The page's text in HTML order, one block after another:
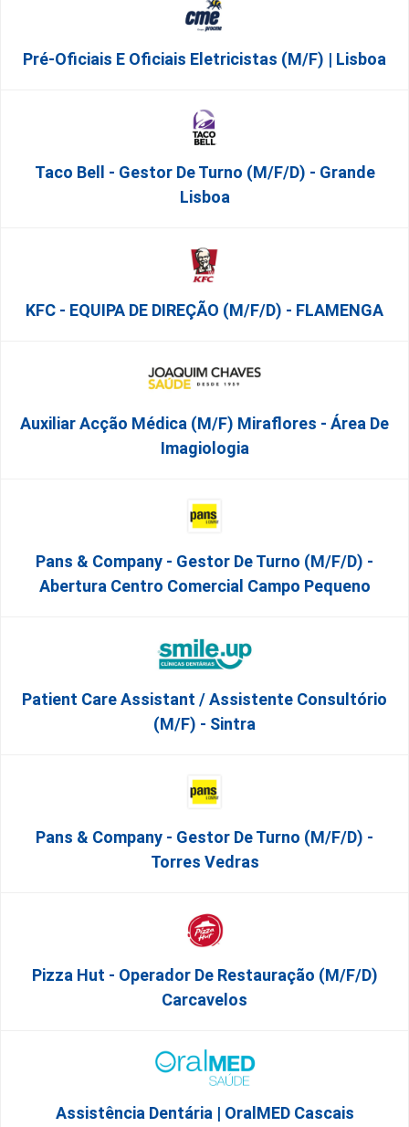
Pré-Oficiais E Oficiais Eletricistas (m/f) | Lisboa
Taco Bell - Gestor De Turno (m/f/d) - Grande
Lisboa
KFC - EQUIPA DE DIREÇÃO (m/f/d) - FLAMENGA
Auxiliar Acção Médica (M/F) Miraflores - Área De
Imagiologia
Pans & Company - Gestor De Turno (m/f/d) -
Abertura Centro Comercial Campo Pequeno
Patient Care Assistant / Assistente Consultório
(M/F) - Sintra
Pans & Company - Gestor De Turno (m/f/d) -
Torres Vedras
Pizza Hut - Operador De Restauração (m/f/d)
Carcavelos
Assistência Dentária | OralMED Cascais